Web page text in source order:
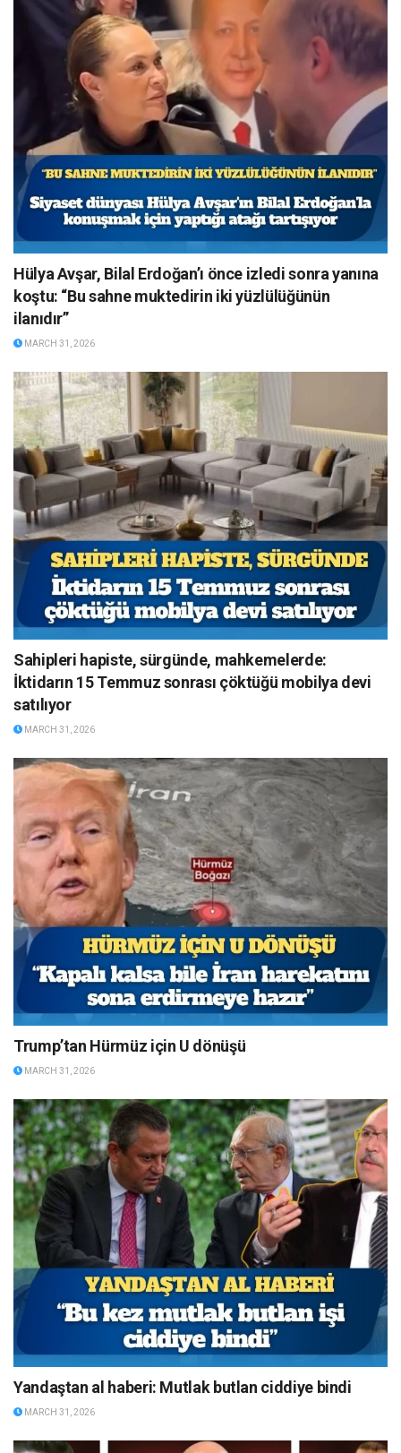
Hülya Avşar, Bilal Erdoğan’ı önce izledi sonra yanına
koştu: “Bu sahne muktedirin iki yüzlülüğünün
ilanıdır”
MARCH 31, 2026
Sahipleri hapiste, sürgünde, mahkemelerde:
İktidarın 15 Temmuz sonrası çöktüğü mobilya devi
satılıyor
MARCH 31, 2026
Trump’tan Hürmüz için U dönüşü
MARCH 31, 2026
Yandaştan al haberi: Mutlak butlan ciddiye bindi
MARCH 31, 2026